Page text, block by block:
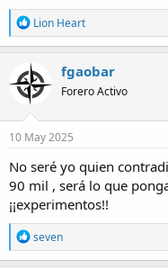
R
e
a
t
i
n
s
Lion Heart
fgaobar
Forero Activo
10 May 2025
No seré yo quien
90 mil , será lo que
¡¡experimentos!!
R
e
a
seven